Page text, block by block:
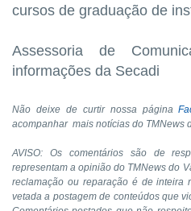
cursos de graduação de
Assessoria de
informações da Secadi
Não deixe de curtir nossa página
acompanhar mais notícias do TMNews
AVISO: Os comentários são de
representam a opinião do TMNews do
reclamação ou reparação é de inteira
vetada a postagem de conteúdos que